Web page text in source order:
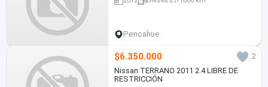
Pencahue
$6.350.000
2
Nissan TERRANO 2011 2.4 LIBRE DE
RESTRICCIÓN